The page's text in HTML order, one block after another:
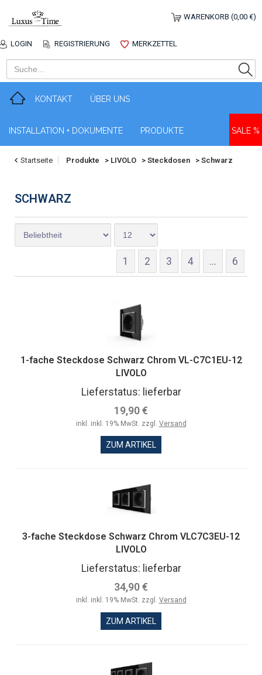
LOGIN REGISTRIERUNG MERKZETTEL
WARENKORB (0,00 €)
KONTAKT ÜBER UNS
INSTALLATION + DOKUMENTE PRODUKTE SALE %
Startseite Produkte > LIVOLO > Steckdosen > Schwarz
SCHWARZ
1 2 3 4 ... 6
1-fache Steckdose Schwarz Chrom VL-C7C1EU-12
LIVOLO
Lieferstatus: lieferbar
19,90 €
inkl. inkl. 19% MwSt. zzgl. Versand
ZUM ARTIKEL
3-fache Steckdose Schwarz Chrom VLC7C3EU-12
LIVOLO
Lieferstatus: lieferbar
34,90 €
inkl. inkl. 19% MwSt. zzgl. Versand
ZUM ARTIKEL